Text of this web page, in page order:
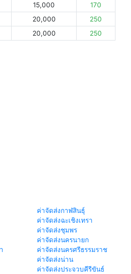
15,000
170
20,000
250
20,000 250
ค่าจัดส่งกาฬสินธุ์
ค่าจัดส่งฉะเชิงเทรา
ค่าจัดส่งชุมพร
ค่าจัดส่งนครนายก
ค่าจัดส่งนครศรีธรรมราช
ค่าจัดส่งน่าน
ค่าจัดส่งประจวบคีรีขันธ์